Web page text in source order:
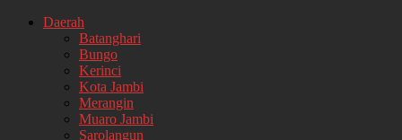
Daerah
Batanghari
Bungo
Kerinci
Kota Jambi
Merangin
Muaro Jambi
Sarolangun